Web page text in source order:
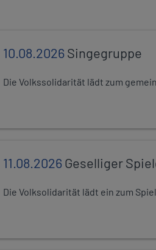
10.08.2026Singegruppe
Die Volkssolidarität lädt zum
11.08.2026Geselliger
Die Volksolidarität lädt ein zum